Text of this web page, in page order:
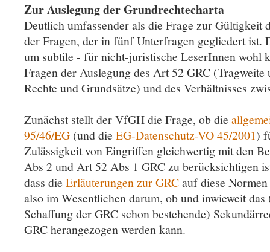
Zur Auslegung der Grundrechtecharta
Deutlich umfassender als die Frage zur Gültigkeit
der Fragen, der in fünf Unterfragen gegliedert ist.
um subtile - für nicht-juristische LeserInnen wohl
Fragen der Auslegung des Art 52 GRC (Tragweite
Rechte und Grundsätze) und des Verhältnisses
Zunächst stellt der VfGH die Frage, ob die
95/46/EG (und die EG-Datenschutz-VO 45/2001)
Zulässigkeit von Eingriffen gleichwertig mit den
Abs 2 und Art 52 Abs 1 GRC zu berücksichtigen
dass die Erläuterungen zur GRCauf diese
also im Wesentlichen darum, ob und inwieweit
Schaffung der GRC schon bestehende)
GRC herangezogen werden kann.